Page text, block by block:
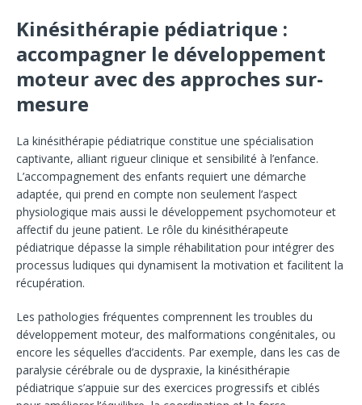
Kinésithérapie pédiatrique :
accompagner le développement
moteur avec des approches sur-
mesure
La kinésithérapie pédiatrique constitue une spécialisation
captivante, alliant rigueur clinique et sensibilité à l’enfance.
L’accompagnement des enfants requiert une démarche
adaptée, qui prend en compte non seulement l’aspect
physiologique mais aussi le développement psychomoteur et
affectif du jeune patient. Le rôle du kinésithérapeute
pédiatrique dépasse la simple réhabilitation pour intégrer des
processus ludiques qui dynamisent la motivation et facilitent la
récupération.
Les pathologies fréquentes comprennent les troubles du
développement moteur, des malformations congénitales, ou
encore les séquelles d’accidents. Par exemple, dans les cas de
paralysie cérébrale ou de dyspraxie, la kinésithérapie
pédiatrique s’appuie sur des exercices progressifs et ciblés